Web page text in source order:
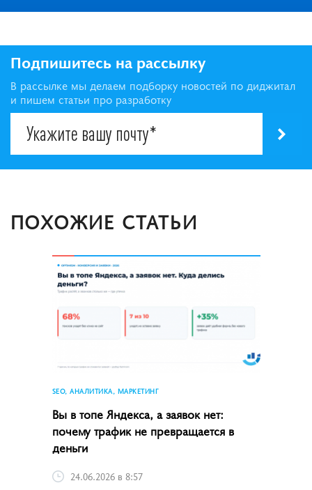
Подпишитесь на рассылку
В рассылке мы делаем подборку новостей по диджитал
и пишем статьи про разработку
ПОХОЖИЕ СТАТЬИ
SEO, АНАЛИТИКА, МАРКЕТИНГ
Вы в топе Яндекса, а заявок нет:
почему трафик не превращается в
деньги
24.06.2026 в 8:57